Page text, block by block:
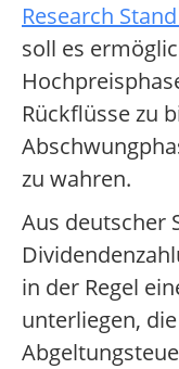
Research
soll es
Rückflüsse zu
zu wahren.
Aus deutscher
in der Regel
unterliegen,